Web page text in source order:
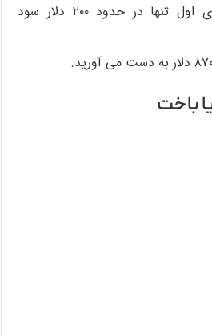
از طریق برد در سه بازی اول تنها در حدود ۲۰۰ دلار سود